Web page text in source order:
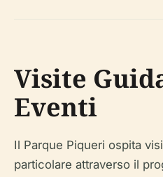
Visite
Eventi
particolare attraverso il
Urbanas”, che mette in